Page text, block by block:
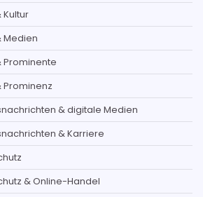
Kultur
Medien
Prominente
Prominenz
& digitale Medien
& Karriere
& Online-Handel